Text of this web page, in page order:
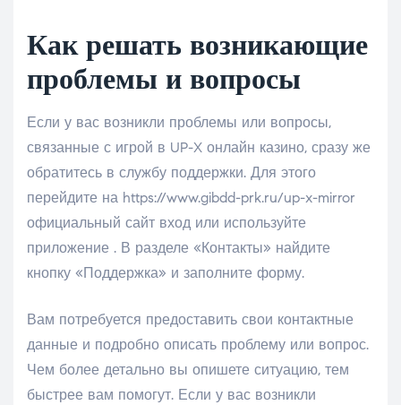
Как решать возникающие
проблемы и вопросы
Если у вас возникли проблемы или вопросы,
связанные с игрой в UP-X онлайн казино, сразу же
обратитесь в службу поддержки. Для этого
перейдите на https://www.gibdd-prk.ru/up-x-mirror
официальный сайт вход или используйте
приложение . В разделе «Контакты» найдите
кнопку «Поддержка» и заполните форму.
Вам потребуется предоставить свои контактные
данные и подробно описать проблему или вопрос.
Чем более детально вы опишете ситуацию, тем
быстрее вам помогут. Если у вас возникли